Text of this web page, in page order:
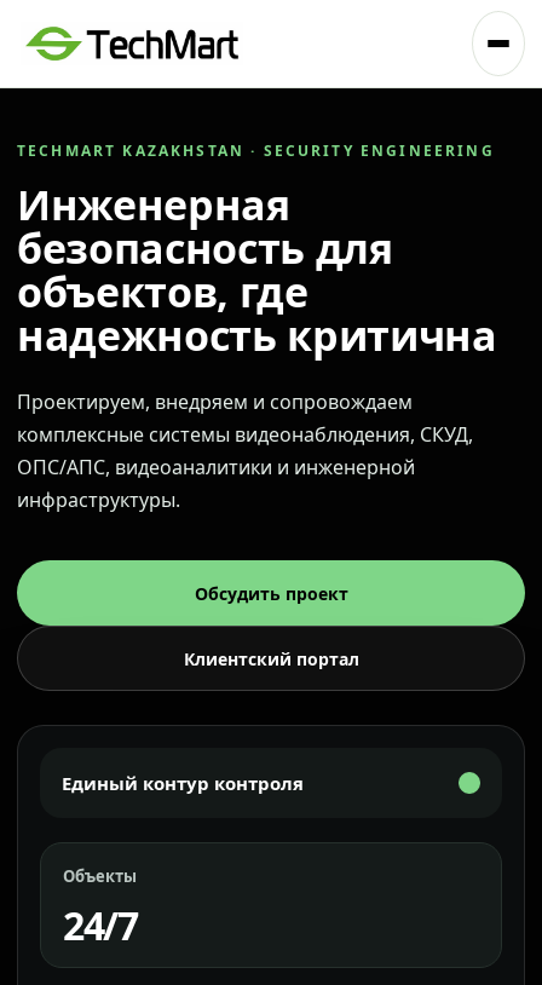
TECHMART KAZAKHSTAN · SECURITY ENGINEERING
Инженерная
безопасность для
объектов, где
надежность критична
Проектируем, внедряем и сопровождаем
комплексные системы видеонаблюдения, СКУД,
ОПС/АПС, видеоаналитики и инженерной
инфраструктуры.
Обсудить проект
Клиентский портал
Единый контур контроля
Объекты
24/7